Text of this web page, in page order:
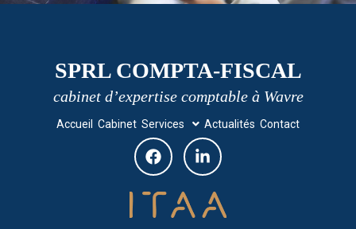
SPRL COMPTA-FISCAL
cabinet d’expertise comptable à Wavre
Accueil Cabinet Services Actualités Contact